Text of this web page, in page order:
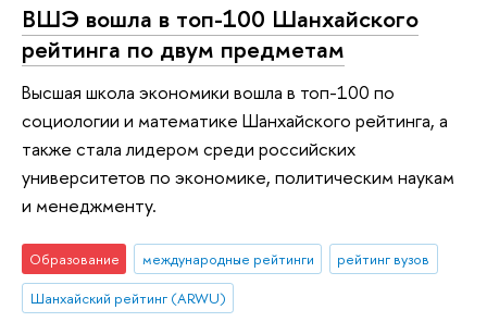
ВШЭ вошла в топ-100 Шанхайского
рейтинга по двум предметам
Высшая школа экономики вошла в топ-100 по
социологии и математике Шанхайского рейтинга, а
также стала лидером среди российских
университетов по экономике, политическим наукам
и менеджменту.
Образование международные рейтинги
рейтинг вузов
Шанхайский рейтинг (ARWU)